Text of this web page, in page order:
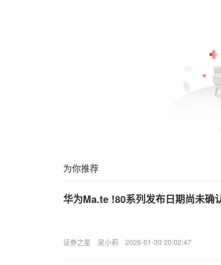
为你推荐
华为Ma.te !80系列发布日期尚未确
证券之星 吴小莉 2026-01-30 20:02:47